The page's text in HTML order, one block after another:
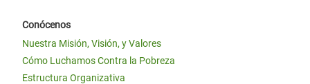
Conócenos
Nuestra Misión, Visión, y Valores
Cómo Luchamos Contra la Pobreza
Estructura Organizativa